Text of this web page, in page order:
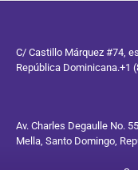
C/ Castillo Márquez #74,
República Dominicana.+1
Av. Charles Degaulle No.
Mella, Santo Domingo,